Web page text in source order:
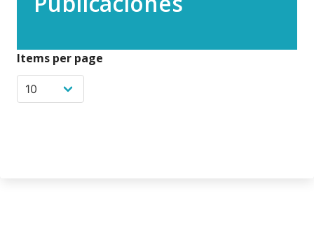
Items per page